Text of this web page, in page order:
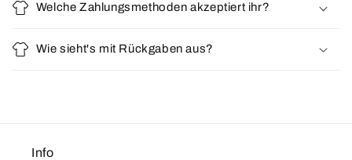
Welche Zahlungsmethoden akzeptiert ihr?
Wie sieht's mit Rückgaben aus?
Info